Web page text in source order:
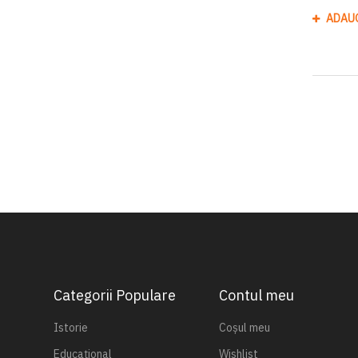
Categorii Populare
Istorie
Educațional
Contul meu
Coșul meu
Wishlist